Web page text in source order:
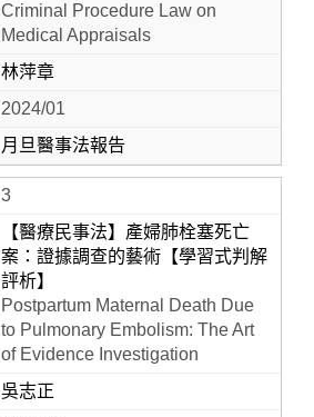
Criminal Procedure Law on
Medical Appraisals
林萍章
2024/01
月旦醫事法報告
3
【醫療民事法】產婦肺栓塞死亡
案：證據調查的藝術【學習式判解
評析】
Postpartum Maternal Death Due
to Pulmonary Embolism: The Art
of Evidence Investigation
吳志正